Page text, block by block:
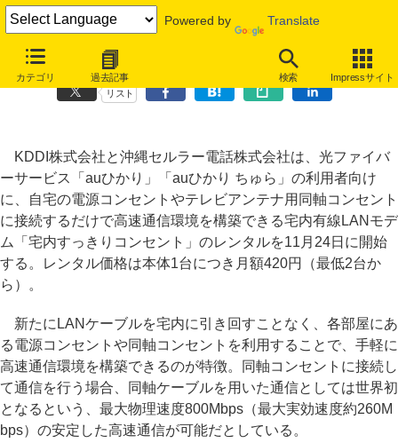
Powered by Translate
カテゴリ 過去記事 検索 Impressサイト
KDDI、電源／同軸コンセント接続の宅内通信モデムをレンタル提供
リスト
KDDI株式会社と沖縄セルラー電話株式会社は、光ファイバ
ーサービス「auひかり」「auひかり ちゅら」の利用者向け
に、自宅の電源コンセントやテレビアンテナ用同軸コンセント
に接続するだけで高速通信環境を構築できる宅内有線LANモデ
ム「宅内すっきりコンセント」のレンタルを11月24日に開始
する。レンタル価格は本体1台につき月額420円（最低2台か
ら）。
新たにLANケーブルを宅内に引き回すことなく、各部屋にあ
る電源コンセントや同軸コンセントを利用することで、手軽に
高速通信環境を構築できるのが特徴。同軸コンセントに接続し
て通信を行う場合、同軸ケーブルを用いた通信としては世界初
となるという、最大物理速度800Mbps（最大実効速度約260M
bps）の安定した高速通信が可能だとしている。